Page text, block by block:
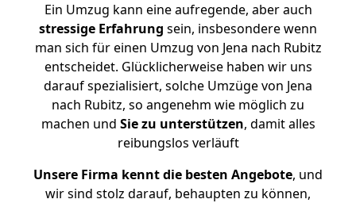
Ein Umzug kann eine aufregende, aber auch
stressige Erfahrung sein, insbesondere wenn
man sich für einen Umzug von Jena nach Rubitz
entscheidet. Glücklicherweise haben wir uns
darauf spezialisiert, solche Umzüge von Jena
nach Rubitz, so angenehm wie möglich zu
machen und Sie zu unterstützen, damit alles
reibungslos verläuft
Unsere Firma kennt die besten Angebote, und
wir sind stolz darauf, behaupten zu können,